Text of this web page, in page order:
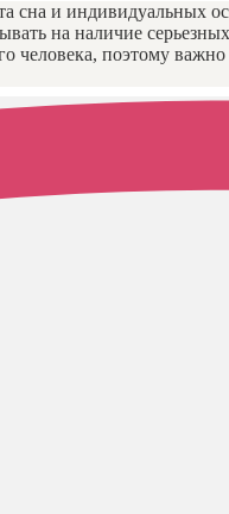
сна и индивидуальных
на наличие
человека, поэтому